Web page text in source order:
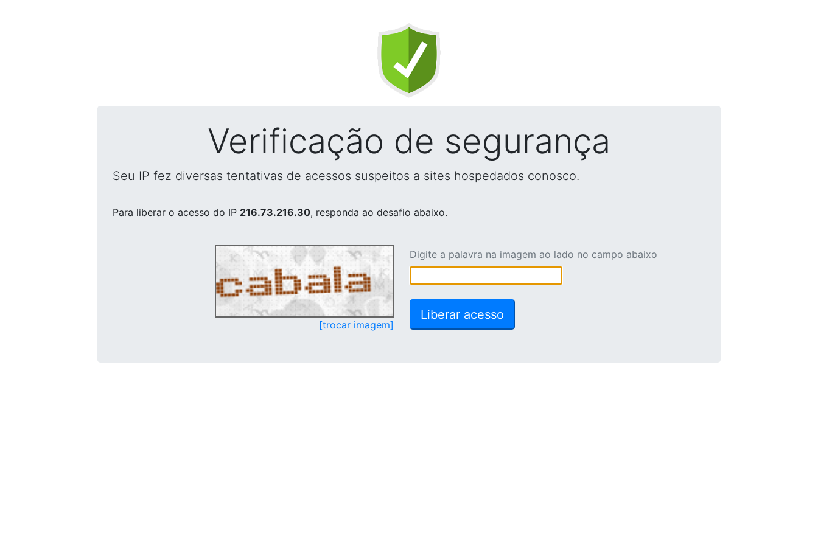
Verificação de segurança
Seu IP fez diversas tentativas de acessos suspeitos a sites hospedados conosco.
Para liberar o acesso do IP 216.73.216.30, responda ao desafio abaixo.
[trocar imagem]
Digite a palavra na imagem ao lado no campo abaixo